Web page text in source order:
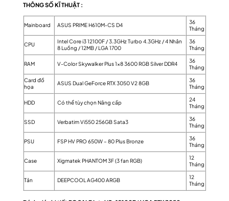
THÔNG SỐ KĨ THUẬT :
Mainboard ASUS PRIME H610M-CS D4
36
Tháng
CPU
Intel Core i3 12100F / 3.3GHz Turbo 4.3GHz / 4 Nhân
8 Luồng / 12MB / LGA 1700
36
Tháng
RAM V-Color Skywalker Plus 1×8 3600 RGB Silver DDR4
36
Tháng
Card đồ
họa
ASUS Dual GeForce RTX 3050 V2 8GB
36
Tháng
HDD Có thể tùy chọn Nâng cấp
24
Tháng
SSD Verbatim Vi550 256GB Sata3
36
Tháng
PSU FSP HV PRO 650W – 80 Plus Bronze
36
Tháng
Case Xigmatek PHANTOM 3F (3 fan RGB)
12
Tháng
Tản DEEPCOOL AG400 ARGB
12
Tháng